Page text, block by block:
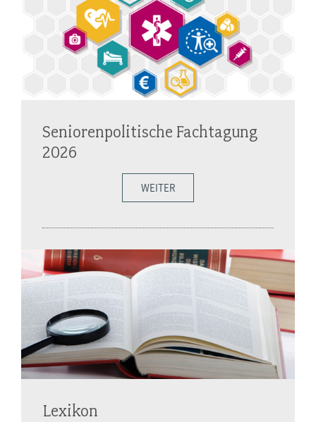
Seniorenpolitische Fachtagung
2026
WEITER
Lexikon